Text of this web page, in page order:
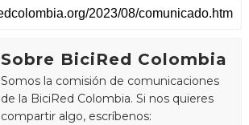
Sobre BiciRed Colombia
Somos la comisión de comunicaciones
de la BiciRed Colombia. Si nos quieres
compartir algo, escríbenos: